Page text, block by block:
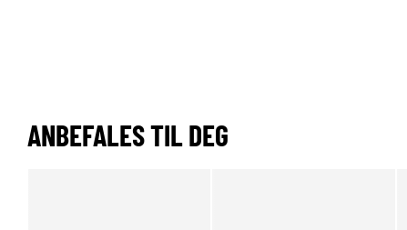
ANBEFALES TIL DEG